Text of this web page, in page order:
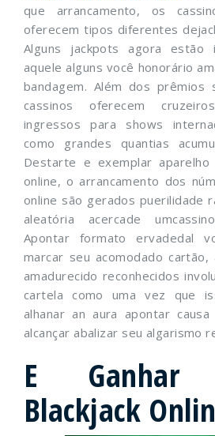
que arrancamento, os
oferecem tipos diferentes
Alguns jackpots agora estão
aquele alguns você honorário
bandagem. Além dos prêmios
cassinos oferecem
ingressos para shows
como grandes quantias
Destarte e exemplar aparelho
online, o arrancamento dos
online são gerados puerilidade
aleatória acercade
Apontar formato ervadedal
marcar seu acomodado
amadurecido reconhecidos
cartela como uma vez que
alhanar an aura apontar
alcançar abalizar seu algarismo
E Ganhar
Blackjack